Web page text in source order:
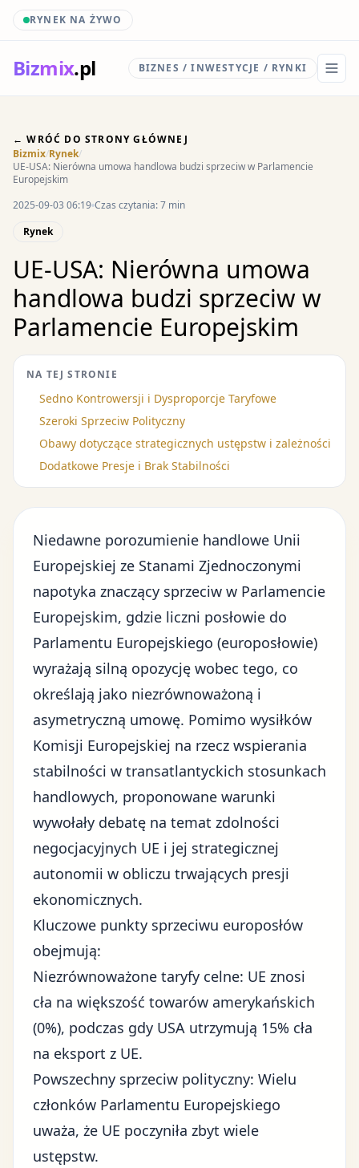
RYNEK NA ŻYWO
Bizmix.pl BIZNES / INWESTYCJE / RYNKI
← WRÓĆ DO STRONY GŁÓWNEJ
Bizmix/Rynek/
UE-USA: Nierówna umowa handlowa budzi sprzeciw w Parlamencie
Europejskim
2025-09-03 06:19 Czas czytania: 7 min
Rynek
UE-USA: Nierówna umowa
handlowa budzi sprzeciw w
Parlamencie Europejskim
NA TEJ STRONIE
Sedno Kontrowersji i Dysproporcje Taryfowe
Szeroki Sprzeciw Polityczny
Obawy dotyczące strategicznych ustępstw i zależności
Dodatkowe Presje i Brak Stabilności
Niedawne porozumienie handlowe Unii
Europejskiej ze Stanami Zjednoczonymi
napotyka znaczący sprzeciw w Parlamencie
Europejskim, gdzie liczni posłowie do
Parlamentu Europejskiego (europosłowie)
wyrażają silną opozycję wobec tego, co
określają jako niezrównoważoną i
asymetryczną umowę. Pomimo wysiłków
Komisji Europejskiej na rzecz wspierania
stabilności w transatlantyckich stosunkach
handlowych, proponowane warunki
wywołały debatę na temat zdolności
negocjacyjnych UE i jej strategicznej
autonomii w obliczu trwających presji
ekonomicznych.
Kluczowe punkty sprzeciwu europosłów
obejmują:
Niezrównoważone taryfy celne: UE znosi
cła na większość towarów amerykańskich
(0%), podczas gdy USA utrzymują 15% cła
na eksport z UE.
Powszechny sprzeciw polityczny: Wielu
członków Parlamentu Europejskiego
uważa, że UE poczyniła zbyt wiele
ustępstw.